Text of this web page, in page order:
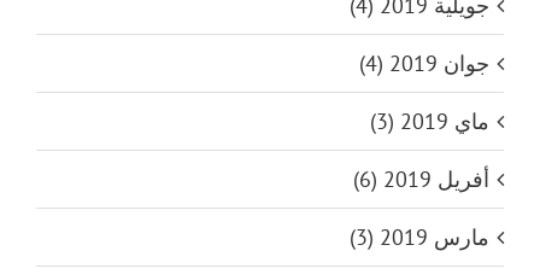
جويلية 2019 (4)
جوان 2019 (4)
ماي 2019 (3)
أفريل 2019 (6)
مارس 2019 (3)